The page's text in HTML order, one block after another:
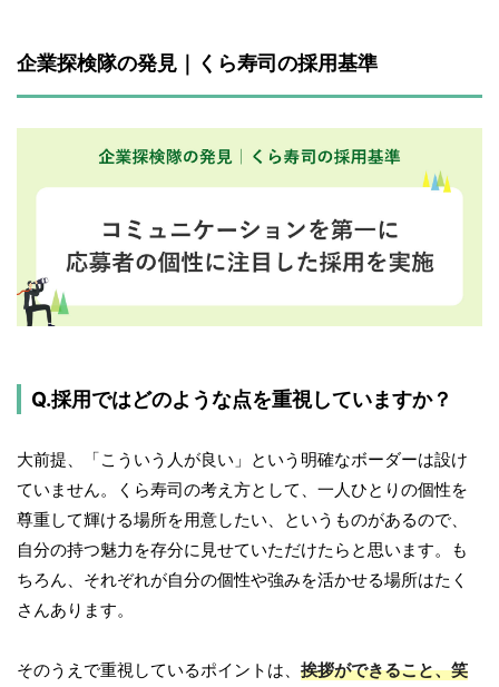
企業探検隊の発見｜くら寿司の採用基準
Q.採用ではどのような点を重視していますか？
大前提、「こういう人が良い」という明確なボーダーは設け
ていません。くら寿司の考え方として、一人ひとりの個性を
尊重して輝ける場所を用意したい、というものがあるので、
自分の持つ魅力を存分に見せていただけたらと思います。も
ちろん、それぞれが自分の個性や強みを活かせる場所はたく
さんあります。
そのうえで重視しているポイントは、 挨拶ができること、笑